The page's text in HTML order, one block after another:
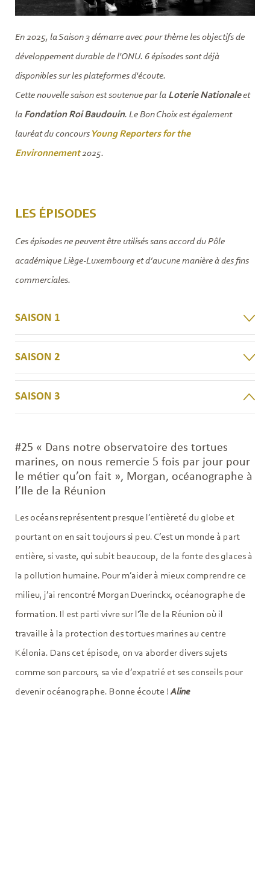
En 2025, la Saison 3 démarre avec pour thème les objectifs de
développement durable de l'ONU. 6 épisodes sont déjà
disponibles sur les plateformes d'écoute.
Cette nouvelle saison est soutenue par la Loterie Nationaleet
la Fondation Roi Baudouin. Le Bon Choix est également
lauréat du concours Young Reporters for the
Environnement2025.
LES ÉPISODES
Ces épisodes ne peuvent être utilisés sans accord du Pôle
académique Liège-Luxembourg et d’aucune manière à des fins
commerciales.
SAISON 1
SAISON 2
SAISON 3
#25 « Dans notre observatoire des tortues
marines, on nous remercie 5 fois par jour pour
le métier qu’on fait », Morgan, océanographe à
l’Ile de la Réunion
Les océans représentent presque l’entièreté du globe et
pourtant on en sait toujours si peu. C’est un monde à part
entière, si vaste, qui subit beaucoup, de la fonte des glaces à
la pollution humaine. Pour m’aider à mieux comprendre ce
milieu, j’ai rencontré Morgan Duerinckx, océanographe de
formation. Il est parti vivre sur l'île de la Réunion où il
travaille à la protection des tortues marines au centre
Kélonia. Dans cet épisode, on va aborder divers sujets
comme son parcours, sa vie d’expatrié et ses conseils pour
devenir océanographe. Bonne écoute !Aline